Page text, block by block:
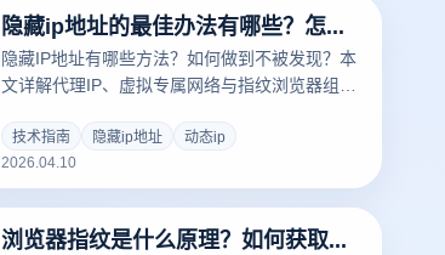
隐藏ip地址的最佳办法有哪些？怎样隐藏ip地址不被发现？
隐藏IP地址有哪些方法？如何做到不被发现？本
文详解代理IP、虚拟专属网络与指纹浏览器组合
定隐藏IP。
技术指南 隐藏ip地址
动态ip
2026.04.10
浏览器指纹是什么原理？如何获取浏览器指纹？